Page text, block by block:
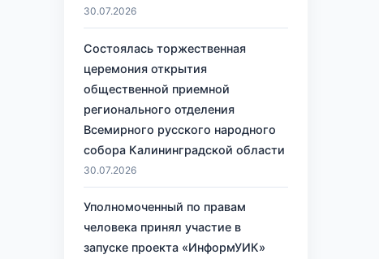
30.07.2026
Состоялась торжественная
церемония открытия
общественной приемной
регионального отделения
Всемирного русского народного
собора Калининградской области
30.07.2026
Уполномоченный по правам
человека принял участие в
запуске проекта «ИнформУИК»